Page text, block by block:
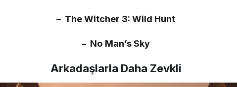
– The Witcher 3: Wild Hunt
– No Man’s Sky
Arkadaşlarla Daha Zevkli